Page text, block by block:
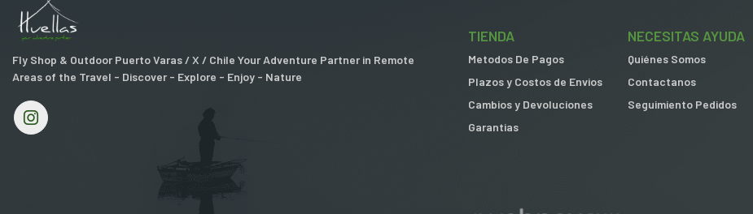
Fly Shop & Outdoor Puerto Varas / X / Chile Your Adventure Partner in Remote
Areas of the Travel - Discover - Explore - Enjoy - Nature
TIENDA
Metodos De Pagos
Plazos y Costos de Envios
Cambios y Devoluciones
Garantias
NECESITAS AYUDA
Quiénes Somos
Contactanos
Seguimiento Pedidos